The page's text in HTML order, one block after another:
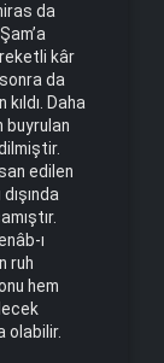
da
kâr
da
Daha
buyrulan
edilen
ı
ruh
hem
olabilir.